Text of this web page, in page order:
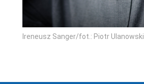
Ireneusz Sanger/fot.: Piotr Ulanowski